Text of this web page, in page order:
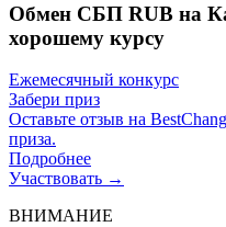
Обмен СБП RUB на
хорошему курсу
Ежемесячный конкурс
Забери приз
Оставьте отзыв на
приза.
Подробнее
Участвовать →
ВНИМАНИЕ